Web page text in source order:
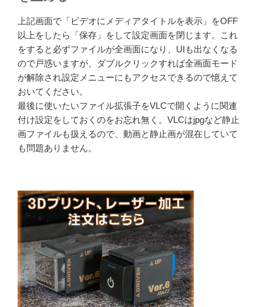
上記画面で「ビデオにメディアタイトルを表示」をOFF
以上をしたら「保存」をして設定画面を閉じます。これ
をすると必ずファイルが全画面になり、UIも出なくなる
ので戸惑いますが、ダブルクリックすれば全画面モード
が解除され設定メニューにもアクセスできるので憶えて
おいてください。
最後に使いたいファイル拡張子をVLCで開くように関連
付け設定をしておくのをお忘れ無く。VLCはjpgなど静止
画ファイルも扱えるので、動画と静止画が混在していて
も問題ありません。